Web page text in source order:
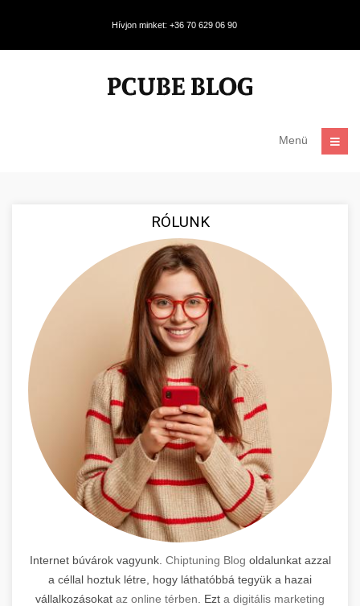
Hívjon minket: +36 70 629 06 90
Menü
RÓLUNK
Internet búvárok vagyunk. Chiptuning Blog oldalunkat azzal
a céllal hoztuk létre, hogy láthatóbbá tegyük a hazai
vállalkozásokat az online térben . Ezt a digitális marketing